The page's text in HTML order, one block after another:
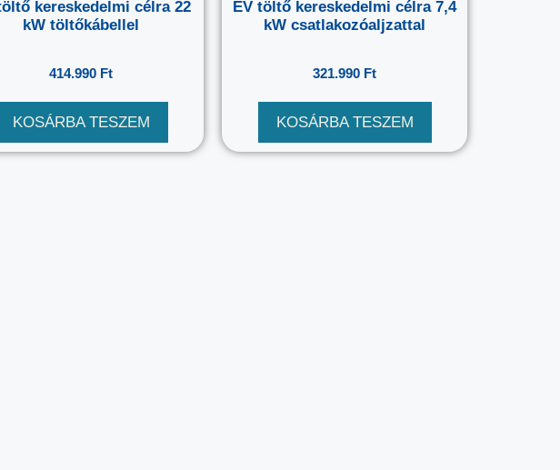
kereskedelmi célra 22
kW töltőkábellel
414.990 Ft
KOSÁRBA TESZEM
EV töltő kereskedelmi célra 7,4
kW csatlakozóaljzattal
321.990 Ft
KOSÁRBA TESZEM